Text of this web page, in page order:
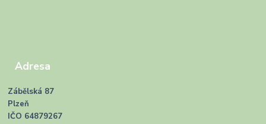
Adresa
Zábělská 87
Plzeň
IČO 64879267